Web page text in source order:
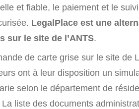
et fiable, le paiement et le
LegalPlace est une
sur le site de l’ANTS.
de carte grise sur le site de
ont à leur disposition un
selon le département de
liste des documents